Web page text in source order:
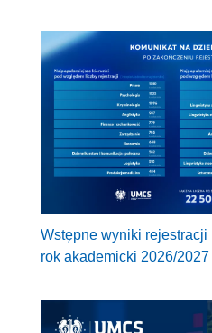
Wstępne wyniki
rok akademicki 2026/